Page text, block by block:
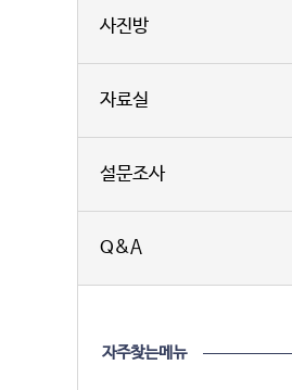
사진방
자료실
설문조사
Q&A
자주찾는메뉴